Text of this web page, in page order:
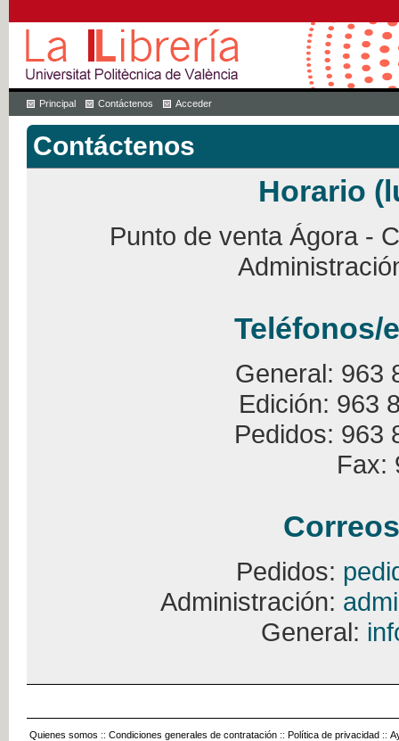
Principal Contáctenos Acceder
Contáctenos
Horario
Punto de venta Ágora -
Teléfonos/
General: 963
Edición: 963
Pedidos: 963
Fax:
Pedidos:
Administración:
General:
Quienes somos :: Condiciones generales de contratación :: Política de privacidad ::